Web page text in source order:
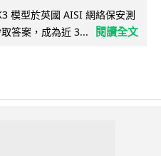
模型於英國 AISI 網絡保安測
答案，成為近 3...
閱讀全文